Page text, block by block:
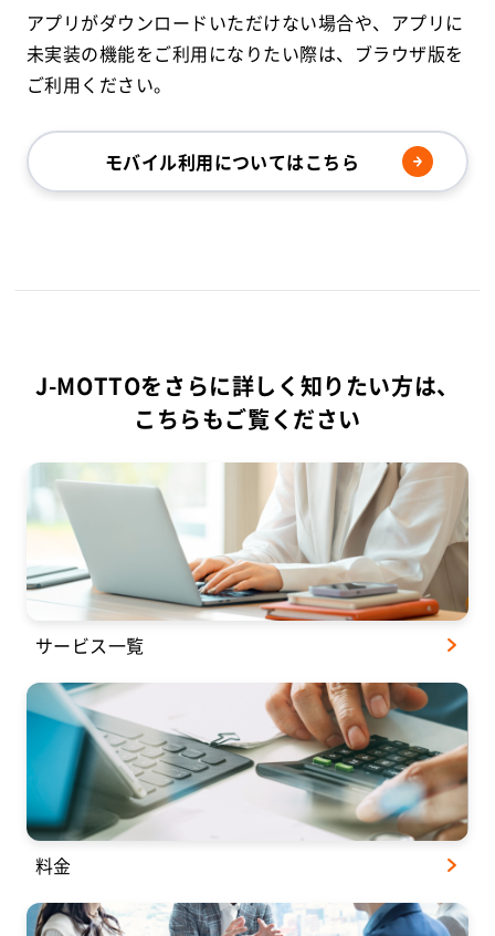
アプリがダウンロードいただけない場合や、アプリに
未実装の機能をご利用になりたい際は、ブラウザ版を
ご利用ください。
モバイル利用についてはこちら
J-MOTTOをさらに詳しく知りたい方は、
こちらもご覧ください
サービス一覧
料金